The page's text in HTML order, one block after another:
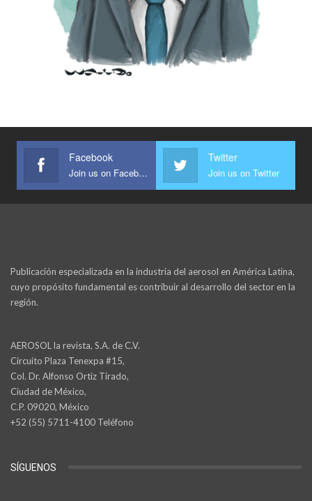
Facebook
Join us on Facebook
Twitter
Join us on Twitter
Publicación especializada en la industria del aerosol en América Latina,
cuyo propósito fundamental es contribuir al desarrollo del sector en la
región.
AEROSOL la revista, S.A. de C.V.
Circuito Plaza Tenexpa #15,
Col. Dr. Alfonso Ortiz Tirado,
Ciudad de México,
C.P. 09020, México
+52 (55) 5711-4100 Teléfono
SÍGUENOS